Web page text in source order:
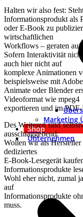
Marketing
Shop
Unternehmen
Halten wir also fest:
Informationsprodukt als
oder E-Book zu
wirtschaftlichen
Workflows – geraten auf
Sofern Interaktivität
auch hier nicht auf
komplexe Animationen
beispielsweise mit Adobe
Animate oder Blender
Videoformat wie mpeg4
exportieren und im
Des Weiteren sind
ausschlaggebend:
Wollen wir als
dediziertes
E-Book-Lesegerät
Informationsprodukte
Wohl eher nicht, zumal
auf
Informationsprodukte
muss.